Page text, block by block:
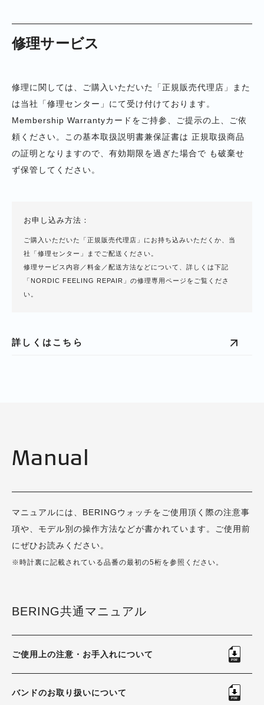
修理サービス
修理に関しては、ご購入いただいた「正規販売代理店」また
は当社「修理センター」にて受け付けております。
Membership Warrantyカードをご持参、ご提示の上、ご依
頼ください。この基本取扱説明書兼保証書は 正規取扱商品
の証明となりますので、有効期限を過ぎた場合で も破棄せ
ず保管してください。
お申し込み方法：
ご購入いただいた「正規販売代理店」にお持ち込みいただくか、当
社「修理センター」までご配送ください。
修理サービス内容／料金／配送方法などについて、詳しくは下記
「NORDIC FEELING REPAIR」の修理専用ページをご覧くださ
い。
詳しくはこちら
Manual
マニュアルには、BERINGウォッチをご使用頂く際の注意事
項や、モデル別の操作方法などが書かれています。ご使用前
にぜひお読みください。
※時計裏に記載されている品番の最初の5桁を参照ください。
BERING共通マニュアル
ご使用上の注意・お手入れについて
バンドのお取り扱いについて